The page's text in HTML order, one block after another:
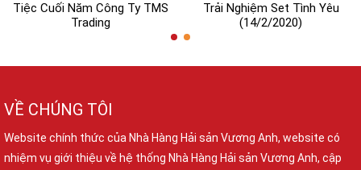
Tiệc Cuối Năm Công Ty TMS
Trading
Trải Nghiệm Set Tình Yêu
(14/2/2020)
VỀ CHÚNG TÔI
Website chính thức của Nhà Hàng Hải sản Vương Anh, website có
nhiệm vụ giới thiệu về hệ thống Nhà Hàng Hải sản Vương Anh, cập